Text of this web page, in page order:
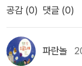
있고 부드럽게 풍자
웅게러의 그림을 일
끼지 않았다고. -알
지 좋아하지 않는
을 마무리했다. 며칠
웃기면서 슬펐다.
아내는 대답했다. “
공감 (0) 댓글 (0)
파란놀